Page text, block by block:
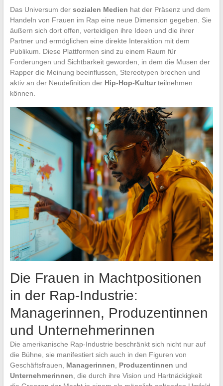
Das Universum der sozialen Medien hat der Präsenz und dem
Handeln von Frauen im Rap eine neue Dimension gegeben. Sie
äußern sich dort offen, verteidigen ihre Ideen und die ihrer
Partner und ermöglichen eine direkte Interaktion mit dem
Publikum. Diese Plattformen sind zu einem Raum für
Forderungen und Sichtbarkeit geworden, in dem die Musen der
Rapper die Meinung beeinflussen, Stereotypen brechen und
aktiv an der Neudefinition der Hip-Hop-Kulturteilnehmen
können.
Die Frauen in Machtpositionen
in der Rap-Industrie:
Managerinnen, Produzentinnen
und Unternehmerinnen
Die amerikanische Rap-Industrie beschränkt sich nicht nur auf
die Bühne, sie manifestiert sich auch in den Figuren von
Geschäftsfrauen, Managerinnen Produzentinnen und
Unternehmerinnen , die durch ihre Vision und Hartnäckigkeit